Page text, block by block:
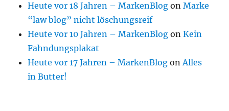
Heute vor 18 Jahren – MarkenBlog onMarke
“law blog” nicht löschungsreif
Heute vor 10 Jahren – MarkenBlog onKein
Fahndungsplakat
Heute vor 17 Jahren – MarkenBlog onAlles
in Butter!